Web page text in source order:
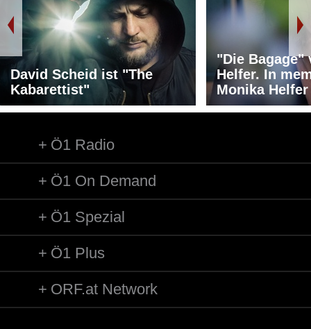
David Scheid ist "The
Kabarettist"
"Die Bagage"
Helfer. In
Monika Helfer
Ö1 Radio
Ö1 On Demand
Ö1 Spezial
Ö1 Plus
ORF.at Network